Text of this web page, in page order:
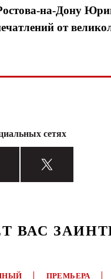
на-Дону
от
сетях
ВАС
ПРЕМЬЕРА